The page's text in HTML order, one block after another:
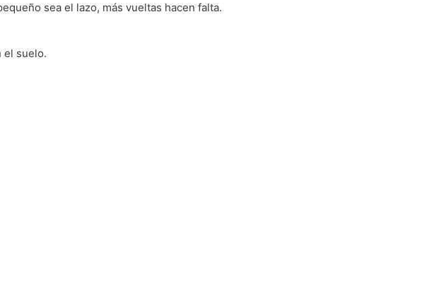
sea el lazo, más vueltas hacen falta.
el suelo.